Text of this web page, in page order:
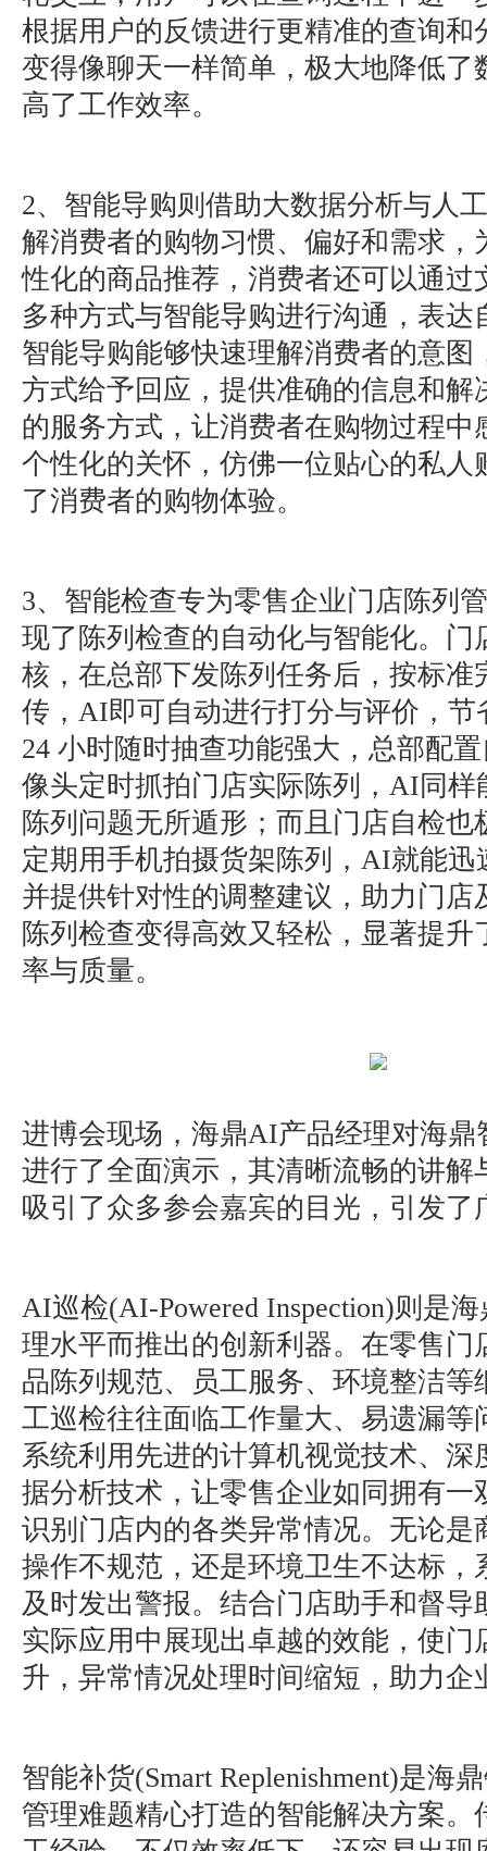
根据用户的反馈进行更精准的查询和
变得像聊天一样简单，极大地降低了
高了工作效率。
2、智能导购则借助大数据分析与人
解消费者的购物习惯、偏好和需求，
性化的商品推荐，消费者还可以通过
多种方式与智能导购进行沟通，表达
智能导购能够快速理解消费者的意图
方式给予回应，提供准确的信息和解
的服务方式，让消费者在购物过程中
个性化的关怀，仿佛一位贴心的私人
了消费者的购物体验。
3、智能检查专为零售企业门店陈列
现了陈列检查的自动化与智能化。门
核，在总部下发陈列任务后，按标准
传，AI即可自动进行打分与评价，节
24 小时随时抽查功能强大，总部配
像头定时抓拍门店实际陈列，AI同样
陈列问题无所遁形；而且门店自检也
定期用手机拍摄货架陈列，AI就能
并提供针对性的调整建议，助力门店
陈列检查变得高效又轻松，显著提升
率与质量。
进博会现场，海鼎AI产品经理对海鼎
进行了全面演示，其清晰流畅的讲解
吸引了众多参会嘉宾的目光，引发了
AI巡检(AI-Powered Inspection)则是
理水平而推出的创新利器。在零售门
品陈列规范、员工服务、环境整洁等
工巡检往往面临工作量大、易遗漏
系统利用先进的计算机视觉技术、深
据分析技术，让零售企业如同拥有一
识别门店内的各类异常情况。无论是
操作不规范，还是环境卫生不达标，
及时发出警报。结合门店助手和督
实际应用中展现出卓越的效能，使门
升，异常情况处理时间缩短，助力企
智能补货(Smart Replenishment)是海
管理难题精心打造的智能解决方案。